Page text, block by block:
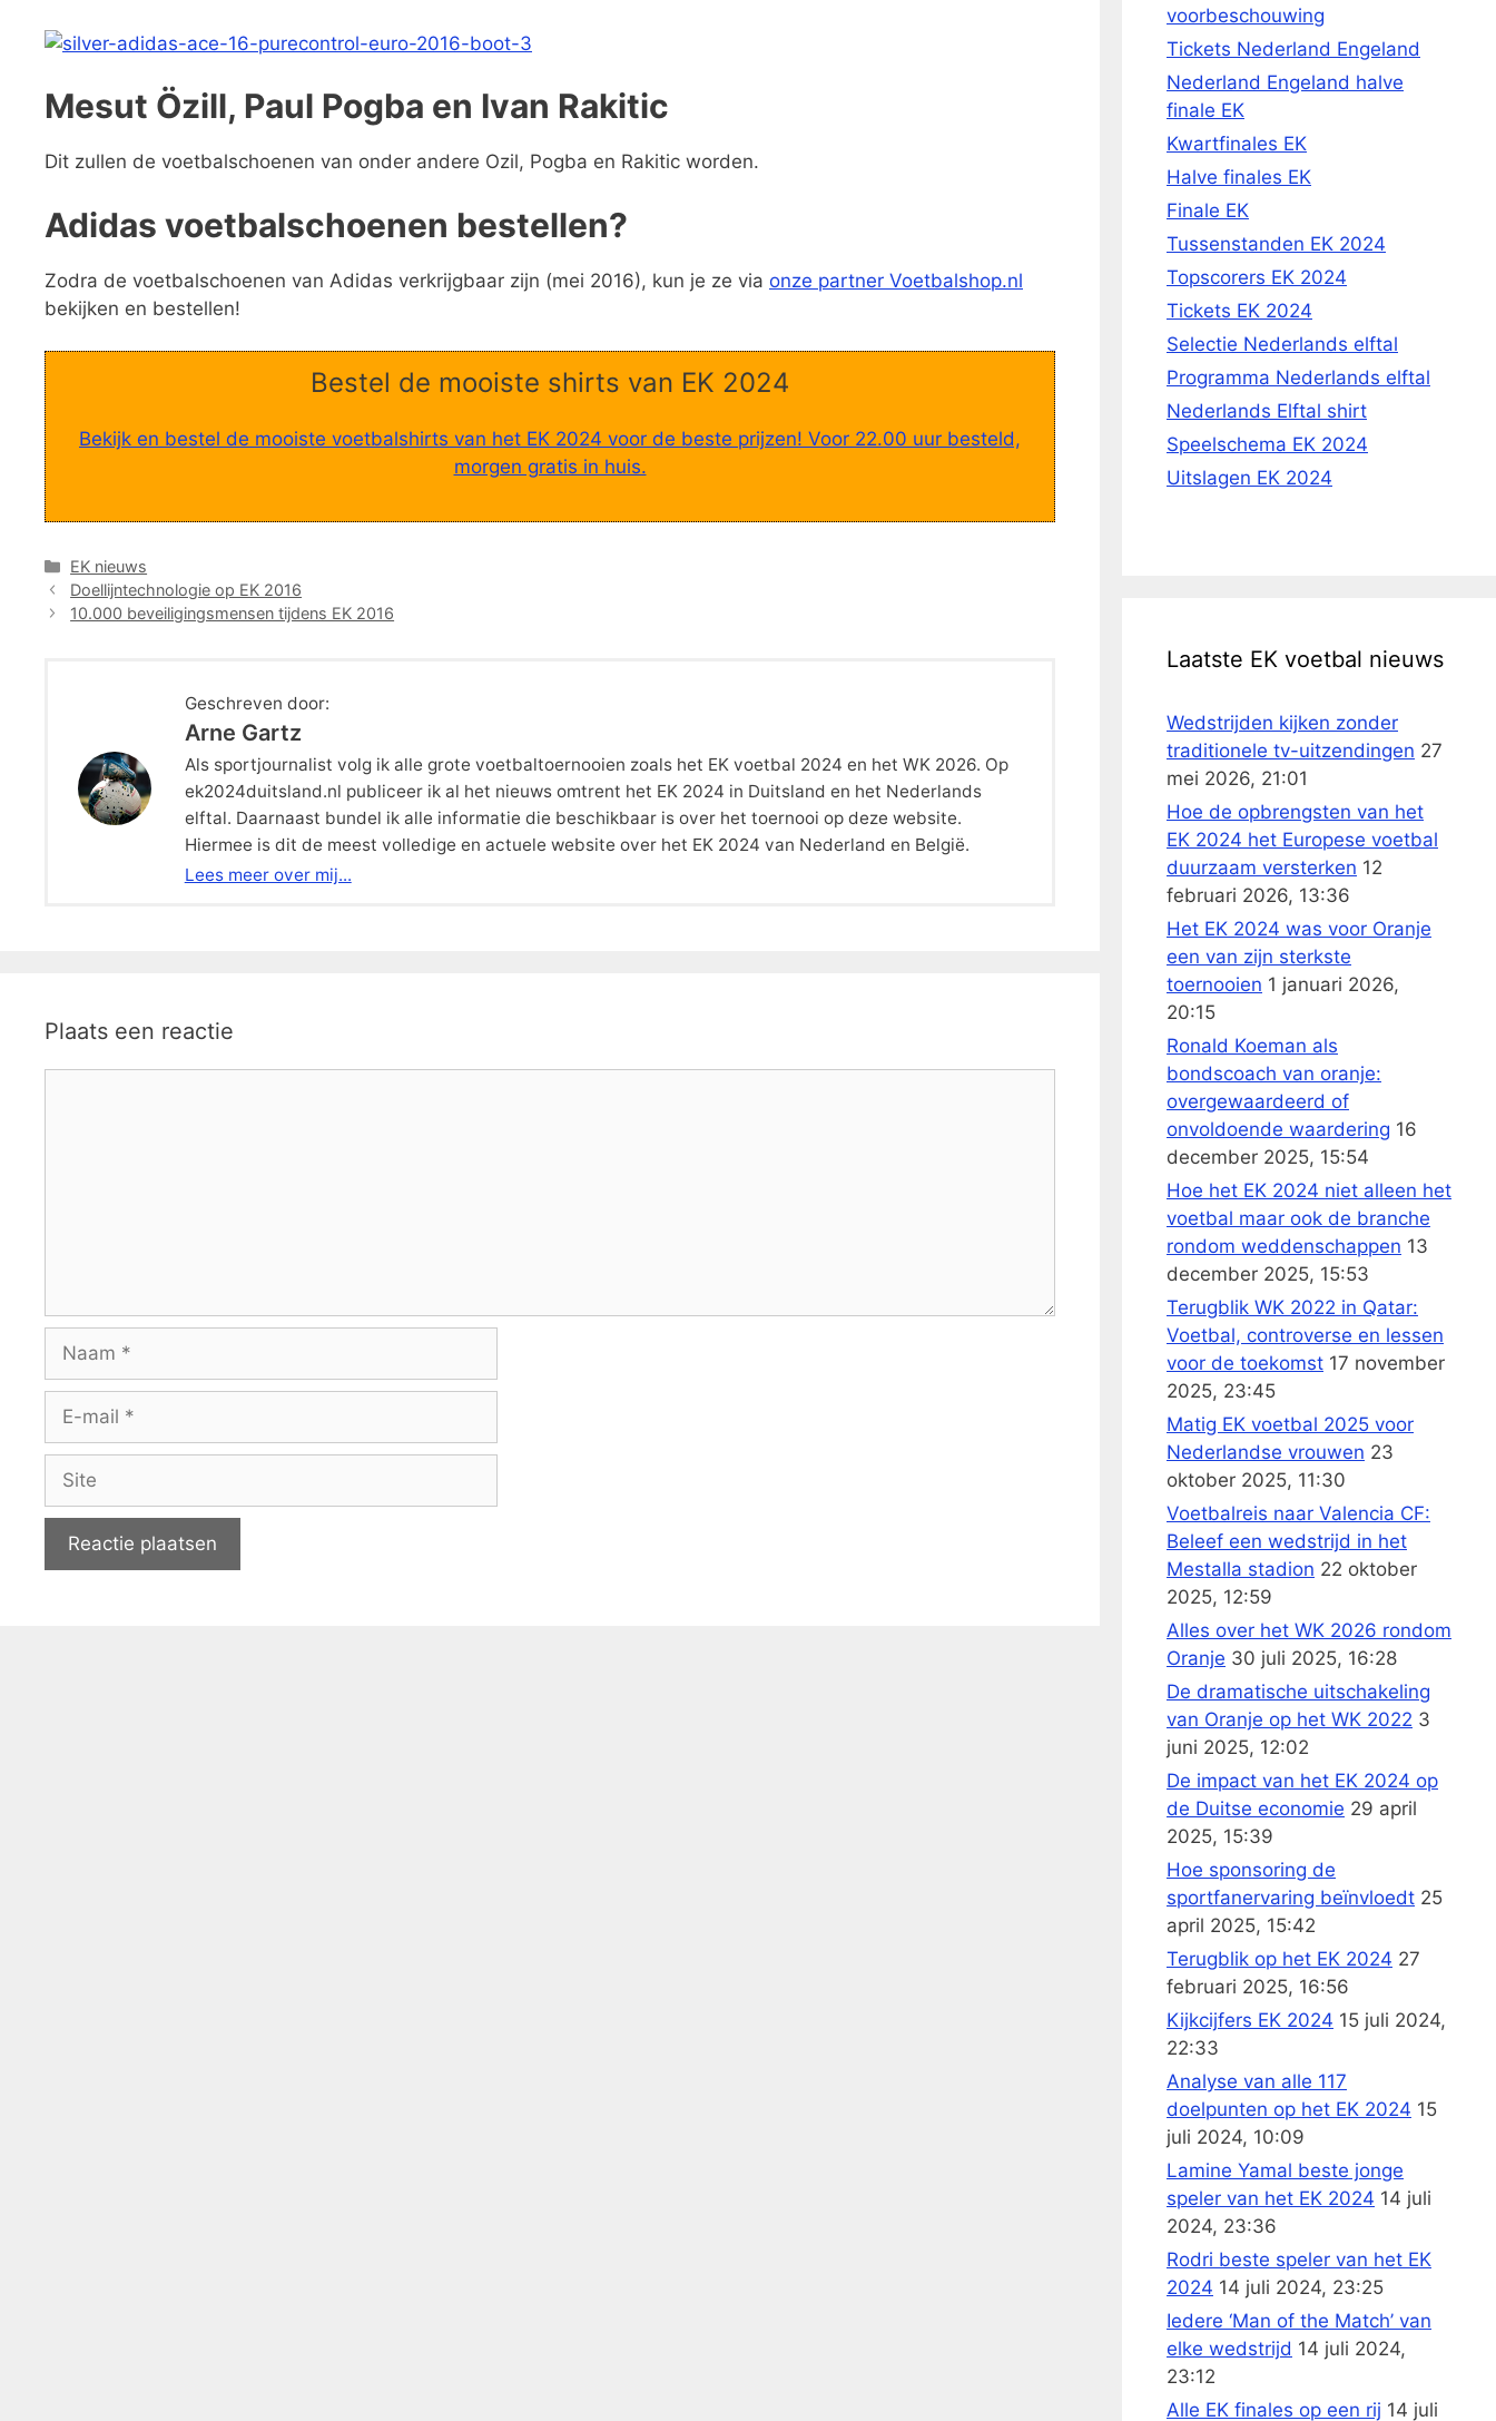
Mesut Özill, Paul Pogba en Ivan Rakitic
Dit zullen de voetbalschoenen van onder andere Ozil, Pogba en Rakitic worden.
Adidas voetbalschoenen bestellen?
Zodra de voetbalschoenen van Adidas verkrijgbaar zijn (mei 2016), kun je ze via onze partner Voetbalshop.nl
bekijken en bestellen!
Bestel de mooiste shirts van EK 2024
Bekijk en bestel de mooiste voetbalshirts van het EK 2024 voor de beste prijzen! Voor 22.00 uur besteld,
morgen gratis in huis.
Categorieën
EK nieuws
Doellijntechnologie op EK 2016
10.000 beveiligingsmensen tijdens EK 2016
Geschreven door:
Arne Gartz
Als sportjournalist volg ik alle grote voetbaltoernooien zoals het EK voetbal 2024 en het WK 2026. Op
ek2024duitsland.nl publiceer ik al het nieuws omtrent het EK 2024 in Duitsland en het Nederlands
elftal. Daarnaast bundel ik alle informatie die beschikbaar is over het toernooi op deze website.
Hiermee is dit de meest volledige en actuele website over het EK 2024 van Nederland en België.
Lees meer over mij...
Plaats een reactie
mail
voorbeschouwing
Tickets Nederland Engeland
Nederland Engeland halve
finale EK
Kwartfinales EK
Halve finales EK
Finale EK
Tussenstanden EK 2024
Topscorers EK 2024
Tickets EK 2024
Selectie Nederlands elftal
Programma Nederlands elftal
Nederlands Elftal shirt
Speelschema EK 2024
Uitslagen EK 2024
Laatste EK voetbal nieuws
Wedstrijden kijken zonder
traditionele tv-uitzendingen 27
mei 2026, 21:01
Hoe de opbrengsten van het
EK 2024 het Europese voetbal
duurzaam versterken 12
februari 2026, 13:36
Het EK 2024 was voor Oranje
een van zijn sterkste
toernooien 1 januari 2026,
20:15
Ronald Koeman als
bondscoach van oranje:
overgewaardeerd of
onvoldoende waardering 16
december 2025, 15:54
Hoe het EK 2024 niet alleen het
voetbal maar ook de branche
rondom weddenschappen 13
december 2025, 15:53
Terugblik WK 2022 in Qatar:
Voetbal, controverse en lessen
voor de toekomst 17 november
2025, 23:45
Matig EK voetbal 2025 voor
Nederlandse vrouwen 23
oktober 2025, 11:30
Voetbalreis naar Valencia CF:
Beleef een wedstrijd in het
Mestalla stadion 22 oktober
2025, 12:59
Alles over het WK 2026 rondom
Oranje 30 juli 2025, 16:28
De dramatische uitschakeling
van Oranje op het WK 2022 3
juni 2025, 12:02
De impact van het EK 2024 op
de Duitse economie 29 april
2025, 15:39
Hoe sponsoring de
sportfanervaring beïnvloedt 25
april 2025, 15:42
Terugblik op het EK 2024 27
februari 2025, 16:56
Kijkcijfers EK 2024 15 juli 2024,
22:33
Analyse van alle 117
doelpunten op het EK 2024 15
juli 2024, 10:09
Lamine Yamal beste jonge
speler van het EK 2024 14 juli
2024, 23:36
Rodri beste speler van het EK
2024 14 juli 2024, 23:25
Iedere ‘Man of the Match’ van
elke wedstrijd 14 juli 2024,
23:12
Alle EK finales op een rij 14 juli